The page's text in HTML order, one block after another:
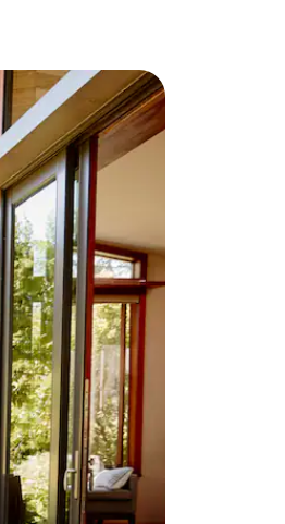
au kutelezesha kidole kwenye ishara.